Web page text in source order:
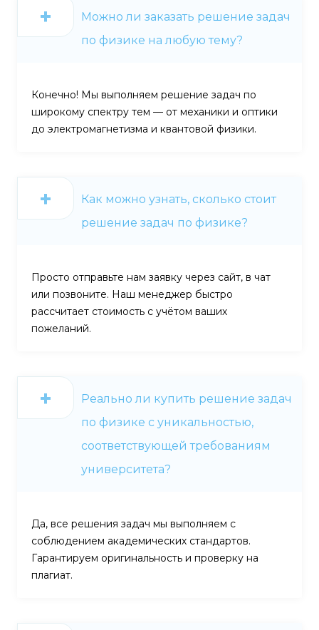
Можно ли заказать решение задач
по физике на любую тему?
Конечно! Мы выполняем решение задач по
широкому спектру тем — от механики и оптики
до электромагнетизма и квантовой физики.
Как можно узнать, сколько стоит
решение задач по физике?
Просто отправьте нам заявку через сайт, в чат
или позвоните. Наш менеджер быстро
рассчитает стоимость с учётом ваших
пожеланий.
Реально ли купить решение задач
по физике с уникальностью,
соответствующей требованиям
университета?
Да, все решения задач мы выполняем с
соблюдением академических стандартов.
Гарантируем оригинальность и проверку на
плагиат.